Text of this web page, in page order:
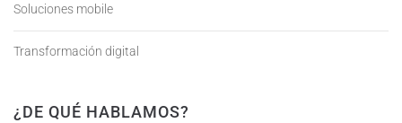
Soluciones mobile
Transformación digital
¿DE QUÉ HABLAMOS?